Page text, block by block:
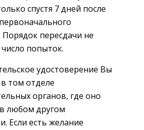
спустя 7 дней после
Порядок пересдачи не
попыток.
удостоверение Вы
том отделе
органов, где оно
любом другом
Если есть желание